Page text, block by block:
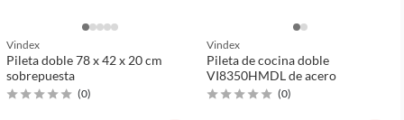
Vindex
Pileta doble 78 x 42 x 20 cm
sobrepuesta
(0)
Vindex
Pileta de cocina doble
VI8350HMDL de acero
(0)